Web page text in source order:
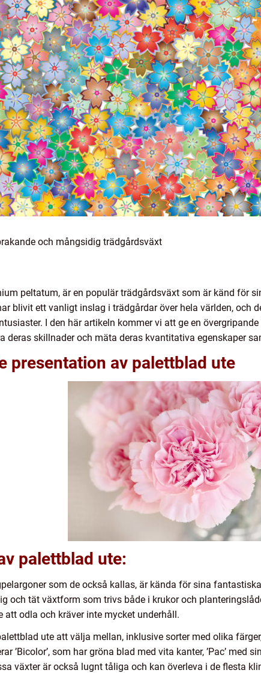
och mångsidig trädgårdsväxt
peltatum, är en populär trädgårdsväxt som är känd för
blivit ett vanligt inslag i trädgårdar över hela världen, och
I den här artikeln kommer vi att ge en
deras skillnader och mäta deras kvantitativa egenskaper
presentation av palettblad ute
palettblad ute:
som de också kallas, är kända för sina
och tät växtform som trivs både i krukor och
att odla och kräver inte mycket underhåll.
ute att välja mellan, inklusive sorter med olika
’Bicolor’, som har gröna blad med vita kanter, ’Pac’ med
växter är också lugnt tåliga och kan överleva i de flesta